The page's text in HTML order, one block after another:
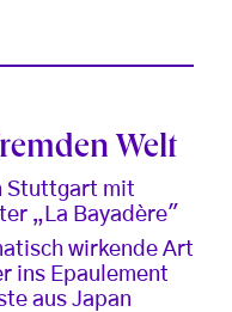
Welt
Stuttgart mit
„La Bayadère"
wirkende Art
ins Epaulement
aus Japan